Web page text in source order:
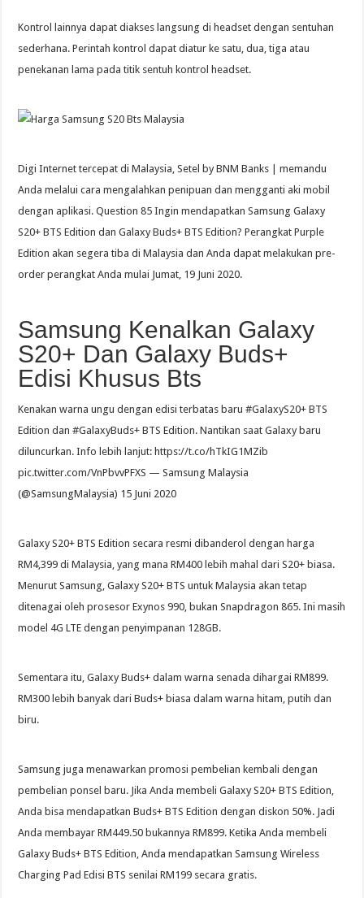
Kontrol lainnya dapat diakses langsung di headset dengan sentuhan
sederhana. Perintah kontrol dapat diatur ke satu, dua, tiga atau
penekanan lama pada titik sentuh kontrol headset.
Digi Internet tercepat di Malaysia, Setel by BNM Banks | memandu
Anda melalui cara mengalahkan penipuan dan mengganti aki mobil
dengan aplikasi. Question 85 Ingin mendapatkan Samsung Galaxy
S20+ BTS Edition dan Galaxy Buds+ BTS Edition? Perangkat Purple
Edition akan segera tiba di Malaysia dan Anda dapat melakukan pre-
order perangkat Anda mulai Jumat, 19 Juni 2020.
Samsung Kenalkan Galaxy
S20+ Dan Galaxy Buds+
Edisi Khusus Bts
Kenakan warna ungu dengan edisi terbatas baru #GalaxyS20+ BTS
Edition dan #GalaxyBuds+ BTS Edition. Nantikan saat Galaxy baru
diluncurkan. Info lebih lanjut: https://t.co/hTkIG1MZib
pic.twitter.com/VnPbvvPFXS — Samsung Malaysia
(@SamsungMalaysia) 15 Juni 2020
Galaxy S20+ BTS Edition secara resmi dibanderol dengan harga
RM4,399 di Malaysia, yang mana RM400 lebih mahal dari S20+ biasa.
Menurut Samsung, Galaxy S20+ BTS untuk Malaysia akan tetap
ditenagai oleh prosesor Exynos 990, bukan Snapdragon 865. Ini masih
model 4G LTE dengan penyimpanan 128GB.
Sementara itu, Galaxy Buds+ dalam warna senada dihargai RM899.
RM300 lebih banyak dari Buds+ biasa dalam warna hitam, putih dan
biru.
Samsung juga menawarkan promosi pembelian kembali dengan
pembelian ponsel baru. Jika Anda membeli Galaxy S20+ BTS Edition,
Anda bisa mendapatkan Buds+ BTS Edition dengan diskon 50%. Jadi
Anda membayar RM449.50 bukannya RM899. Ketika Anda membeli
Galaxy Buds+ BTS Edition, Anda mendapatkan Samsung Wireless
Charging Pad Edisi BTS senilai RM199 secara gratis.